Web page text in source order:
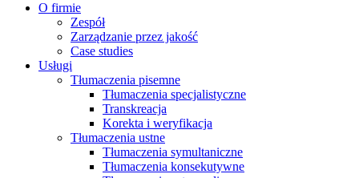
O firmie
Zespół
Zarządzanie przez jakość
Case studies
Usługi
Tłumaczenia pisemne
Tłumaczenia specjalistyczne
Transkreacja
Korekta i weryfikacja
Tłumaczenia ustne
Tłumaczenia symultaniczne
Tłumaczenia konsekutywne